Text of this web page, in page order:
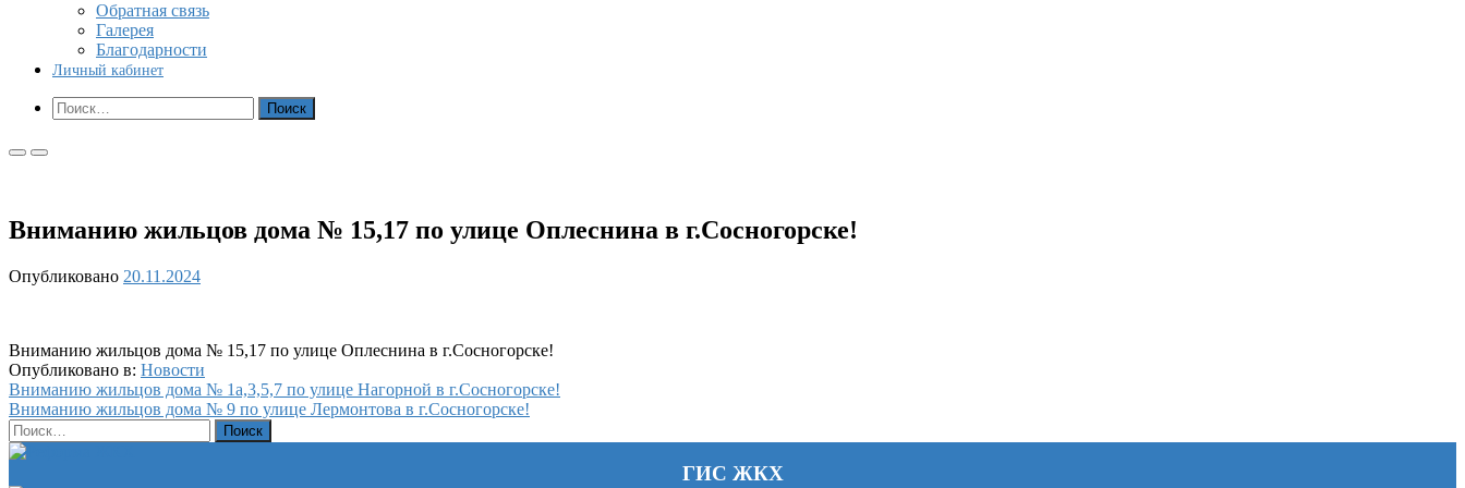
Обратная связь
Галерея
Благодарности
Личный кабинет
Показать
форму
Найти:
Основное
Основное
Вниманию жильцов дома № 15,17 по улице Оплеснина в г.Сосногорске!
Опубликовано 20.11.2024
Вниманию жильцов дома № 15,17 по улице Оплеснина в г.Сосногорске!
Опубликовано в: Новости
Навигация
по
записям
Вниманию жильцов дома № 1а,3,5,7 по улице Нагорной в г.Сосногорске!
Вниманию жильцов дома № 9 по улице Лермонтова в г.Сосногорске!
Найти:
ГИС ЖКХ